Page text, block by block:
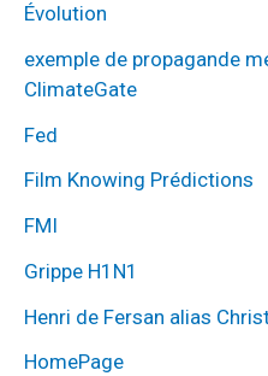
Évolution
exemple de propagande
ClimateGate
Fed
Film Knowing Prédictions
FMI
Grippe H1N1
Henri de Fersan alias
HomePage